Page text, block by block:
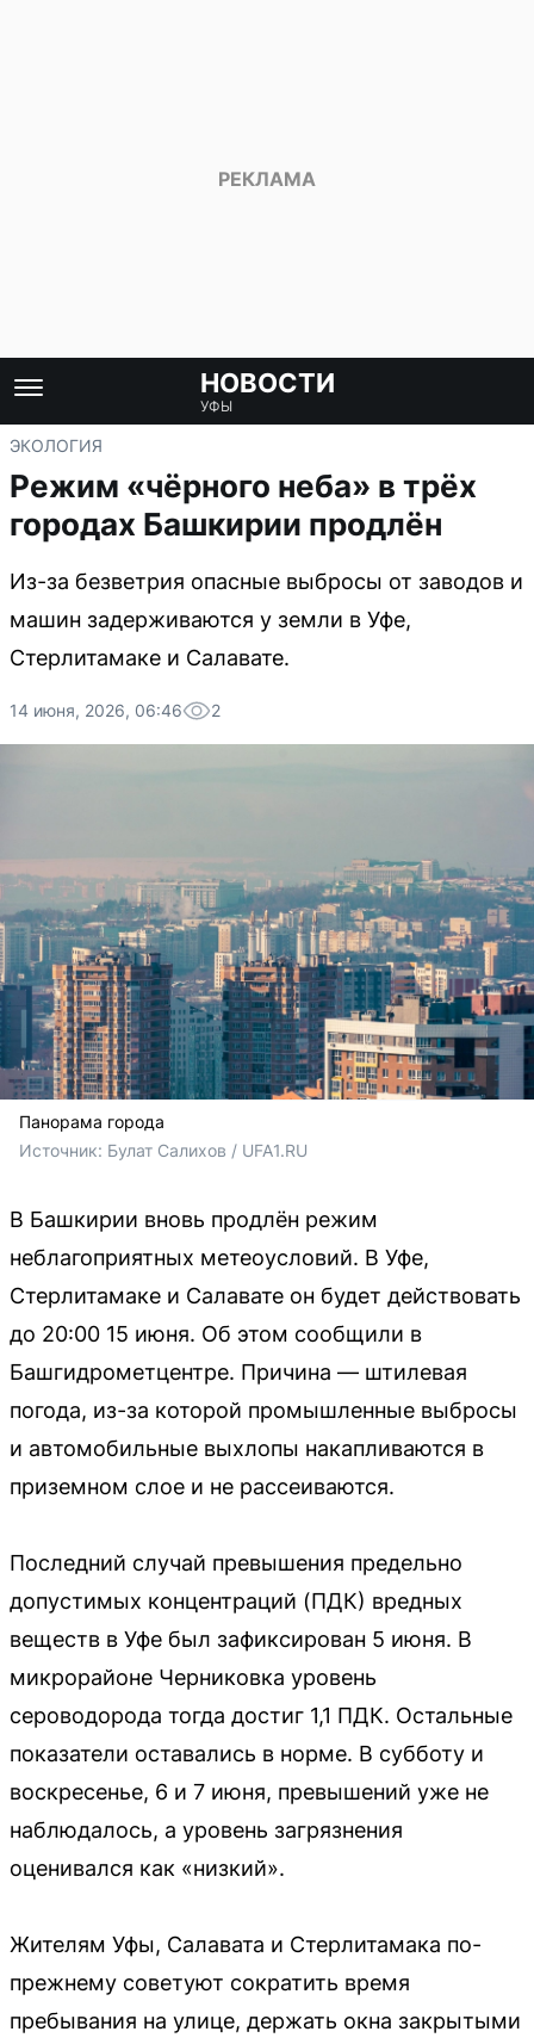
НОВОСТИ
УФЫ
ЭКОЛОГИЯ
Режим «чёрного неба» в трёх
городах Башкирии продлён
Из-за безветрия опасные выбросы от заводов и
машин задерживаются у земли в Уфе,
Стерлитамаке и Салавате.
14 июня, 2026, 06:46 2
Панорама города
Источник: Булат Салихов / UFA1.RU
В Башкирии вновь продлён режим
неблагоприятных метеоусловий. В Уфе,
Стерлитамаке и Салавате он будет действовать
до 20:00 15 июня. Об этом сообщили в
Башгидрометцентре. Причина — штилевая
погода, из-за которой промышленные выбросы
и автомобильные выхлопы накапливаются в
приземном слое и не рассеиваются.
Последний случай превышения предельно
допустимых концентраций (ПДК) вредных
веществ в Уфе был зафиксирован 5 июня. В
микрорайоне Черниковка уровень
сероводорода тогда достиг 1,1 ПДК. Остальные
показатели оставались в норме. В субботу и
воскресенье, 6 и 7 июня, превышений уже не
наблюдалось, а уровень загрязнения
оценивался как «низкий».
Жителям Уфы, Салавата и Стерлитамака по-
прежнему советуют сократить время
пребывания на улице, держать окна закрытыми